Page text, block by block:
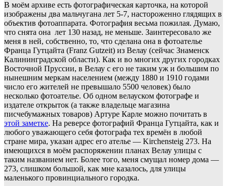
В моём архиве есть фотографическая карточка, на которой
изображены два мальчугана лет 5-7, настороженно глядящих в
объектив фотоаппарата. Фотография весьма пожилая. Думаю,
что снята она лет 130 назад, не меньше. Заинтересовало же
меня в ней, собственно, то, что сделана она в фотоателье
Франца Гутцайта (Franz Gutzeit) из Велау (сейчас Знаменск
Калининградской области). Как и во многих других городках
Восточной Пруссии, в Велау с его не таким уж и большим по
нынешним меркам населением (между 1880 и 1910 годами
число его жителей не превышало 5500 человек) было
несколько фотоателье. Об одном велауском фотографе и
издателе открыток (а также владельце магазина
писчебумажных товаров) Артуре Карле можно почитать в
этой заметке. На реверсе фотографий Франца Гутцайта, как и
любого уважающего себя фотографа тех времён в любой
стране мира, указан адрес его ателье — Kirchensteig 273. На
имеющихся в моём распоряжении планах Велау улицы с
таким названием нет. Более того, меня смущал номер дома —
273, слишком большой, как мне казалось, для улицы
маленького провинциального городка.